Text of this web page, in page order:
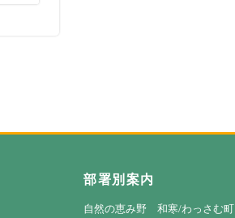
部署別案内
自然の恵み野 和寒/わっさむ町